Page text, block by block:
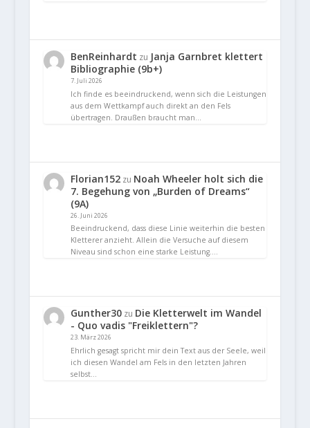
BenReinhardt zu Janja Garnbret klettert
Bibliographie (9b+)
7. Juli 2026
Ich finde es beeindruckend, wenn sich die Leistungen
aus dem Wettkampf auch direkt an den Fels
übertragen. Draußen braucht man…
Florian152zu Noah Wheeler holt sich die
7. Begehung von „Burden of Dreams“
(9A)
26. Juni 2026
Beeindruckend, dass diese Linie weiterhin die besten
Kletterer anzieht. Allein die Versuche auf diesem
Niveau sind schon eine starke Leistung.…
Gunther30zu Die Kletterwelt im Wandel
- Quo vadis "Freiklettern"?
23. März 2026
Ehrlich gesagt spricht mir dein Text aus der Seele, weil
ich diesen Wandel am Fels in den letzten Jahren
selbst…